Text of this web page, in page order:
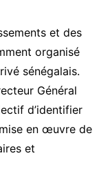
et des
organisé
sénégalais.
Général
d’identifier
en œuvre de
et